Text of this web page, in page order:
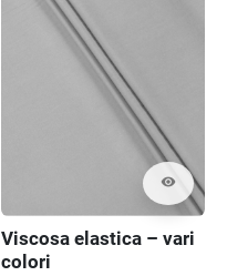
visibility
Viscosa elastica – vari
colori